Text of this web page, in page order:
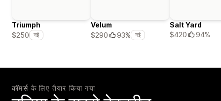
Triumph
$250
नई
Velum
$290
93% नई
Salt Yard
$420
94%
कॉमर्स के लिए तैयार किया गया